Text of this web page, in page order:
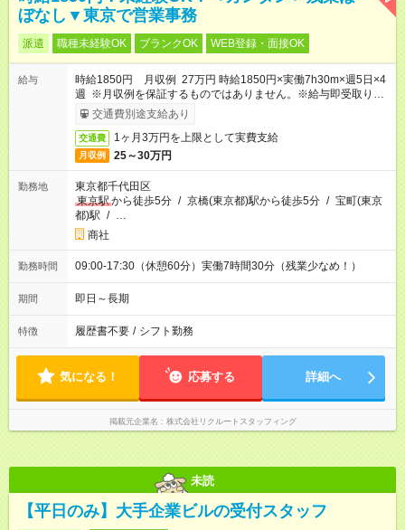
ぼなし▼東京で営業事務
派遣 職種未経験OK ブランクOK WEB登録・面接OK
給与
時給1850円 月収例 27万円 時給1850円×実働7h30m×週5日×4
週 ※月収例を保証するものではありません。※給与即受取りサ
ービス利用可（利用条件有）
交通費別途支給あり
交通費 1ヶ月3万円を上限として実費支給
月収例 25～30万円
勤務地
東京都千代田区
東京駅から徒歩5分 / 京橋(東京都)駅から徒歩5分 / 宝町(東京
都)駅 / …
商社
勤務時間 09:00-17:30（休憩60分）実働7時間30分（残業少なめ！）
期間 即日～長期
特徴 履歴書不要 / シフト勤務
気になる！ 応募する 詳細へ
掲載元企業名 株式会社リクルートスタッフィング
未読
【平日のみ】大手企業ビルの受付スタッフ